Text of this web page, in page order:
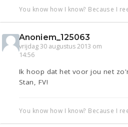
You know how I know? Because I
Anoniem_125063
vrijdag 30 augustus 2013 om
14:56
Ik hoop dat het voor jou net
Stan, FV!
You know how I know? Because I